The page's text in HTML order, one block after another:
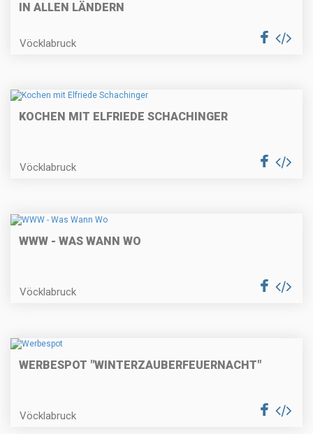
IN ALLEN LÄNDERN
Vöcklabruck
KOCHEN MIT ELFRIEDE SCHACHINGER
Vöcklabruck
WWW - WAS WANN WO
Vöcklabruck
WERBESPOT "WINTERZAUBERFEUERNACHT"
Vöcklabruck